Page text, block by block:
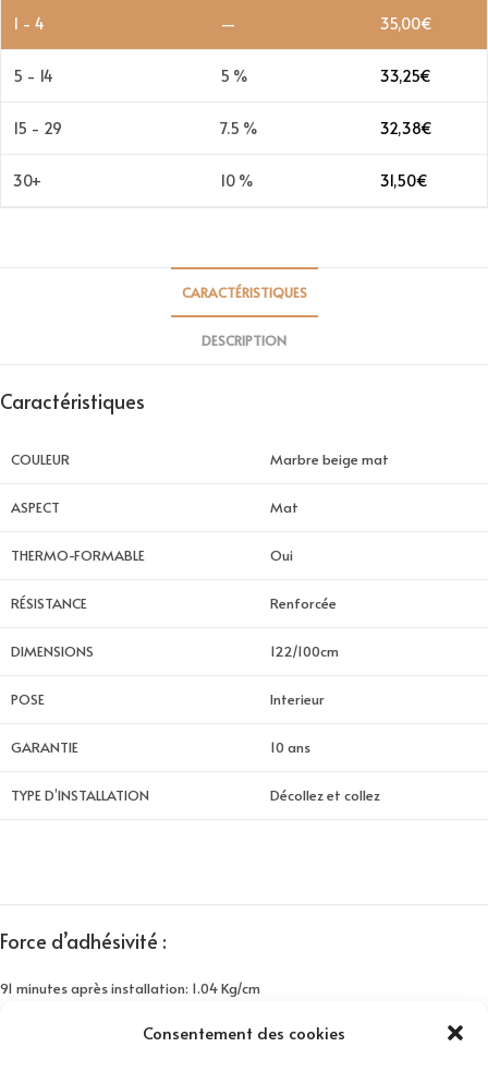
Consentement des cookies
1 - 4 — 35,00€
5 - 14 5 % 33,25€
15 - 29 7.5 % 32,38€
30+ 10 % 31,50€
CARACTÉRISTIQUES
DESCRIPTION
Caractéristiques
COULEUR Marbre beige mat
ASPECT Mat
THERMO-FORMABLE Oui
RÉSISTANCE Renforcée
DIMENSIONS 122/100cm
POSE Interieur
GARANTIE 10 ans
TYPE D’INSTALLATION Décollez et collez
Force d’adhésivité :
91 minutes après installation: 1.04 Kg/cm
3 jours après installation: 1.51 Kg/cm